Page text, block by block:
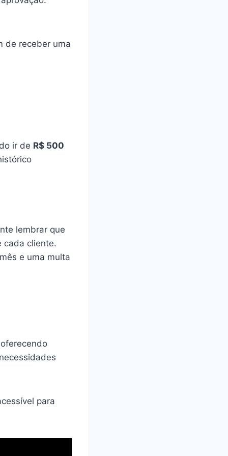
de receber uma
ir de R$ 500
lembrar que
cada cliente.
e uma multa
para